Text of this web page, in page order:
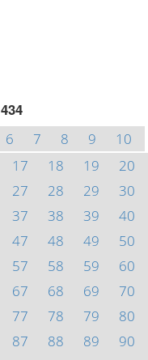
434
6 7 8 9
10
17 18 19
20
27 28 29
30
37 38 39
40
47 48 49
50
57 58 59
60
67 68 69
70
77 78 79
80
87 88 89
90